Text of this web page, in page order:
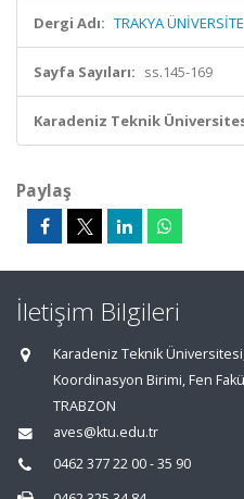
Dergi Adı: TRAKYA
Sayfa Sayıları: ss.145-169
Karadeniz Teknik
Paylaş
İletişim Bilgileri
Karadeniz Teknik
Koordinasyon Birimi, Fen
TRABZON
aves@ktu.edu.tr
0462 377 22 00 - 35 90